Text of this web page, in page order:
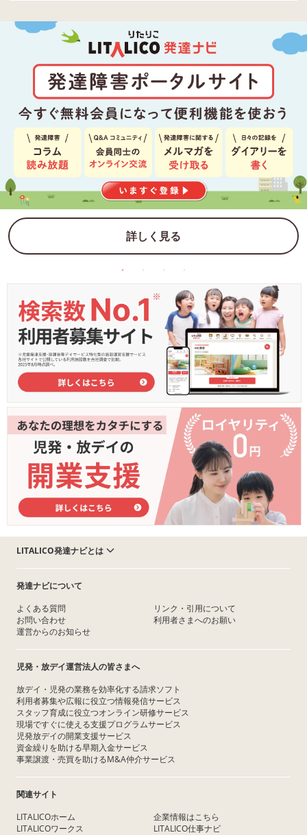
詳しく見る
LITALICO発達ナビとは
発達ナビについて
よくある質問
お問い合わせ
運営からのお知らせ
リンク・引用について
利用者さまへのお願い
児発・放デイ運営法人の皆さまへ
放デイ・児発の業務を効率化する請求ソフト
利用者募集や広報に役立つ情報発信サービス
スタッフ育成に役立つオンライン研修サービス
現場ですぐに使える支援プログラムサービス
児発放デイの開業支援サービス
資金繰りを助ける早期入金サービス
事業譲渡・売買を助けるM&A仲介サービス
関連サイト
LITALICOホーム
LITALICOワークス
企業情報はこちら
LITALICO仕事ナビ